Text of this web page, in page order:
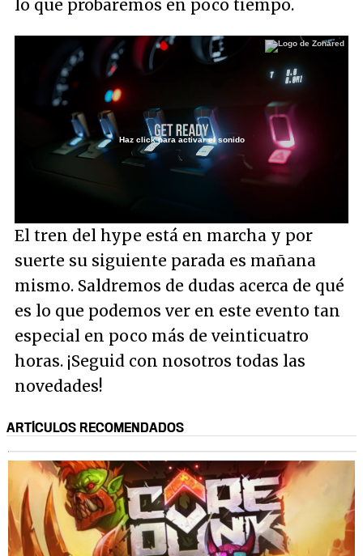
lo que probaremos en poco tiempo.
Haz click para activar el sonido
El tren del hype está en marcha y por
suerte su siguiente parada es mañana
mismo. Saldremos de dudas acerca de qué
es lo que podemos ver en este evento tan
especial en poco más de veinticuatro
horas. ¡Seguid con nosotros todas las
novedades!
ARTÍCULOS RECOMENDADOS